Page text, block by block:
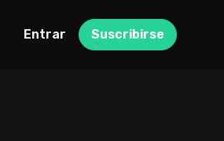
Entrar Suscribirse